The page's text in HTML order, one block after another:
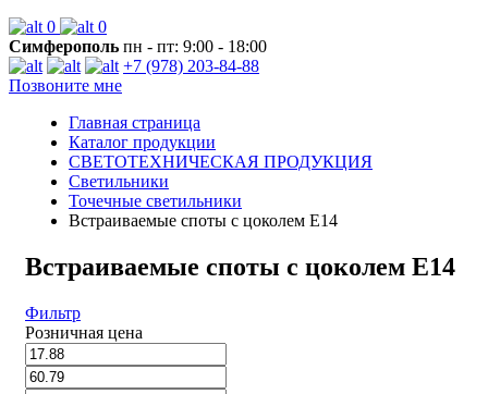
0
0
Симферополь пн - пт: 9:00 - 18:00
+7 (978) 203-84-88
Позвоните мне
Главная страница
Каталог продукции
СВЕТОТЕХНИЧЕСКАЯ ПРОДУКЦИЯ
Светильники
Точечные светильники
Встраиваемые споты с цоколем E14
Встраиваемые споты с цоколем E14
Фильтр
Розничная цена